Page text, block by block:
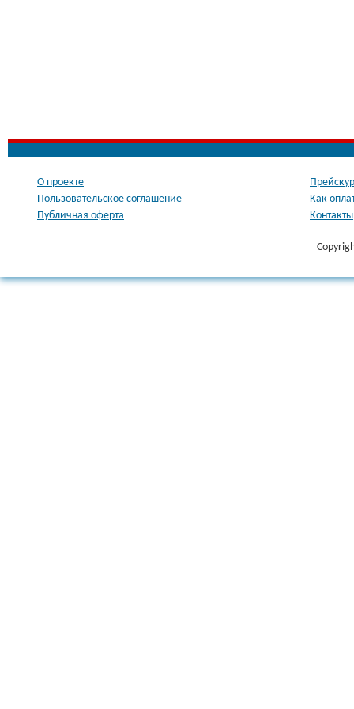
О проекте
Пользовательское соглашение
Публичная оферта
Как
Контакты